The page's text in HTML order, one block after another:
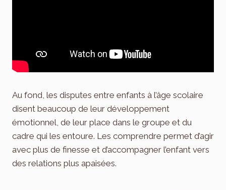
Au fond, les disputes entre enfants à l’âge scolaire
disent beaucoup de leur développement
émotionnel, de leur place dans le groupe et du
cadre qui les entoure. Les comprendre permet d’agir
avec plus de finesse et d’accompagner l’enfant vers
des relations plus apaisées.